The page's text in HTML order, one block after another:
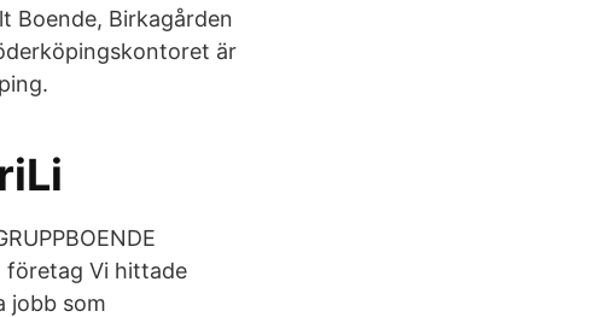
Boende, Birkagården
är
företag Vi hittade
jobb som